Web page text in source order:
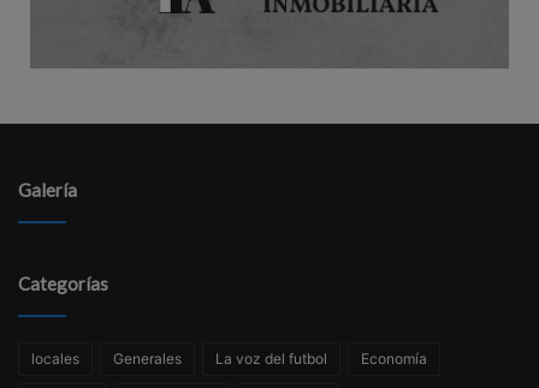
Galería
Categorías
locales Generales La voz del futbol Economía